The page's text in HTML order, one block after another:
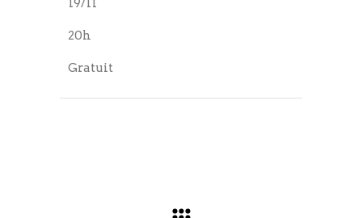
19/11
20h
Gratuit